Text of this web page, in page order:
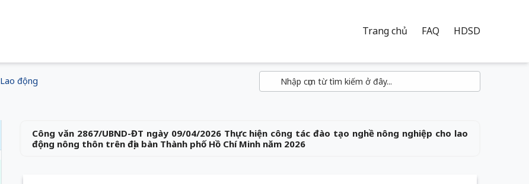
Trang chủ FAQ HDSD
Lao động
Công văn 2867/UBND-ĐT ngày 09/04/2026 Thực hiện công tác đào tạo nghề nông nghiệp cho lao
động nông thôn trên địa bàn Thành phố Hồ Chí Minh năm 2026